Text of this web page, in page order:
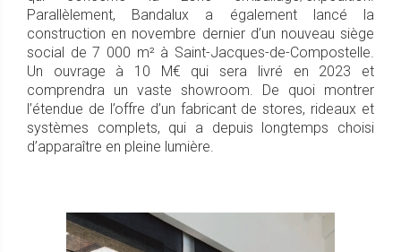
Parallèlement, Bandalux a également lancé la
construction en novembre dernier d’un nouveau siège
social de 7 000 m² à Saint-Jacques-de-Compostelle.
Un ouvrage à 10 M€ qui sera livré en 2023 et
comprendra un vaste showroom. De quoi montrer
l’étendue de l’offre d’un fabricant de stores, rideaux et
systèmes complets, qui a depuis longtemps choisi
d’apparaître en pleine lumière.